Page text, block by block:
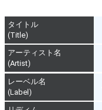
タイトル
(Title)
アーティスト名
(Artist)
レーベル名
(Label)